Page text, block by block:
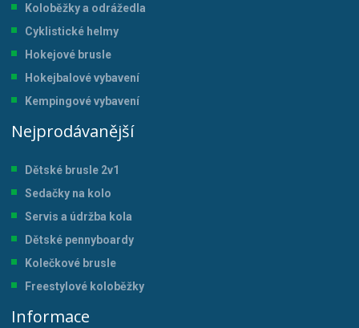
Koloběžky a odrážedla
Cyklistické helmy
Hokejové brusle
Hokejbalové vybavení
Kempingové vybavení
Nejprodávanější
Dětské brusle 2v1
Sedačky na kolo
Servis a údržba kola
Dětské pennyboardy
Kolečkové brusle
Freestylové koloběžky
Informace